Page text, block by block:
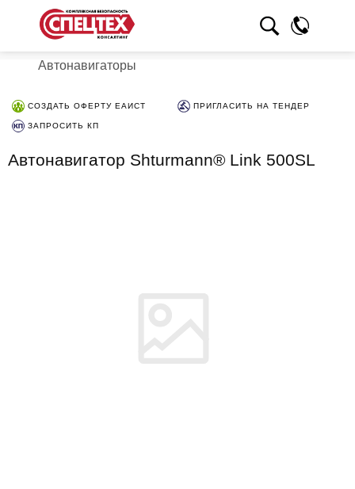
Автонавигаторы
СОЗДАТЬ ОФЕРТУ ЕАИСТ ПРИГЛАСИТЬ НА ТЕНДЕР
ЗАПРОСИТЬ КП
Автонавигатор Shturmann® Link 500SL